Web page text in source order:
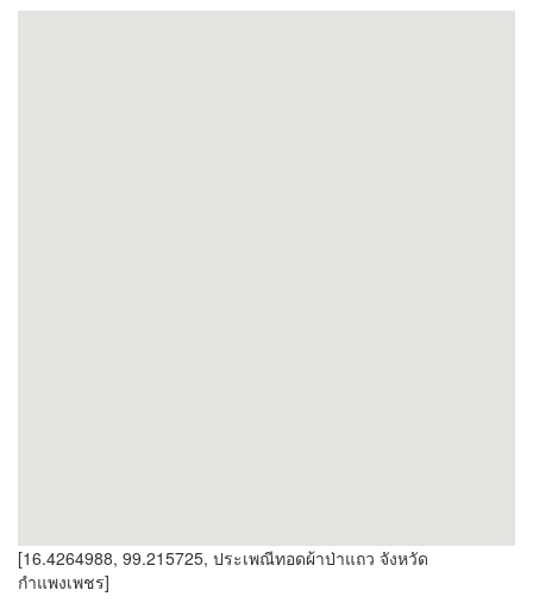
[16.4264988, 99.215725, ประเพณีทอดผ้าป่าแถว จังหวัด
กำแพงเพชร]